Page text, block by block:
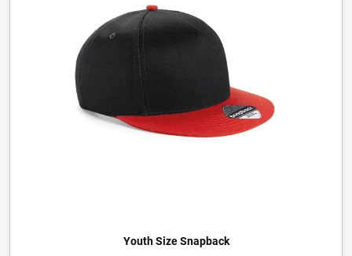
Youth Size Snapback